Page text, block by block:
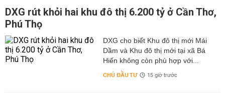
DXG rút khỏi hai khu đô thị 6.200 tỷ ở Cần Thơ,
Phú Thọ
DXG cho biết Khu đô thị mới Mái
Dầm và Khu đô thị mới tại xã Bá
Hiến không còn phù hợp với...
CHỦ ĐẦU TƯ 15 giờ trước